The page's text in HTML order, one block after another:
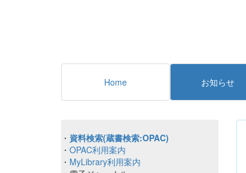
Home お知らせ
・ 資料検索(蔵書検索:OPAC)
・ OPAC利用案内
・ MyLibrary利用案内